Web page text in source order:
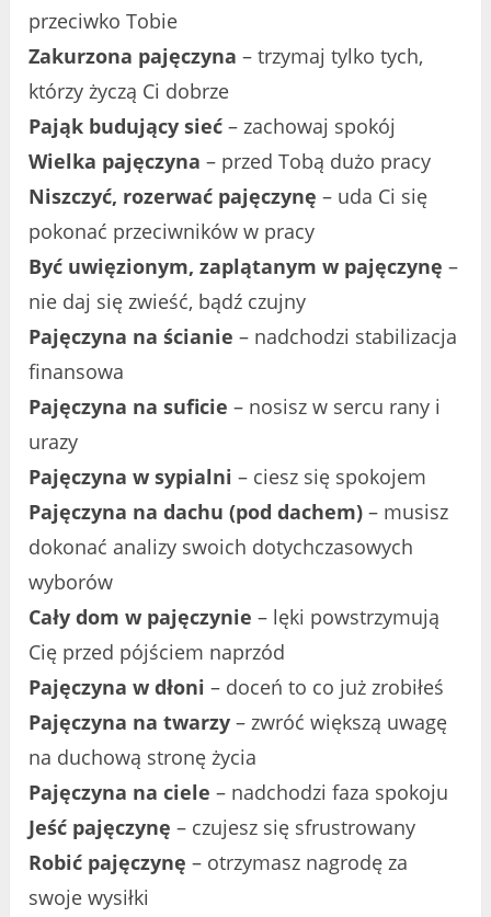
przeciwko Tobie
Zakurzona pajęczyna – trzymaj tylko tych,
którzy życzą Ci dobrze
Pająk budujący sieć – zachowaj spokój
Wielka pajęczyna – przed Tobą dużo pracy
Niszczyć, rozerwać pajęczynę – uda Ci się
pokonać przeciwników w pracy
Być uwięzionym, zaplątanym w pajęczynę –
nie daj się zwieść, bądź czujny
Pajęczyna na ścianie – nadchodzi stabilizacja
finansowa
Pajęczyna na suficie– nosisz w sercu rany i
urazy
Pajęczyna w sypialni – ciesz się spokojem
Pajęczyna na dachu (pod dachem) – musisz
dokonać analizy swoich dotychczasowych
wyborów
Cały dom w pajęczynie – lęki powstrzymują
Cię przed pójściem naprzód
Pajęczyna w dłoni – doceń to co już zrobiłeś
Pajęczyna na twarzy – zwróć większą uwagę
na duchową stronę życia
Pajęczyna na ciele – nadchodzi faza spokoju
Jeść pajęczynę – czujesz się sfrustrowany
Robić pajęczynę – otrzymasz nagrodę za
swoje wysiłki